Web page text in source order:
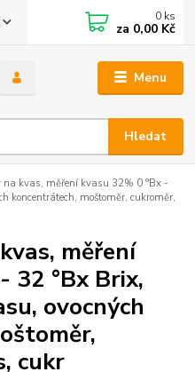
Menu
Hledat
0 ks
za 0,00 Kč
na kvas, měření kvasu 32% 0 °Bx -
koncentrátech, moštoměr, cukroměr,
měření
32 °Bx Brix,
ovocných
cukr